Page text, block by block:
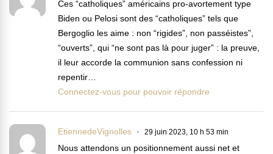
Ces “catholiques” américains pro-avortement type
Biden ou Pelosi sont des “catholiques” tels que
Bergoglio les aime : non “rigides”, non passéistes”,
“ouverts”, qui “ne sont pas là pour juger” : la preuve,
il leur accorde la communion sans confession ni
repentir…
Connectez-vous pour pouvoir répondre
EtiennedeVignolles 29 juin 2023, 10 h 53 min
Nous attendons un positionnement aussi net et